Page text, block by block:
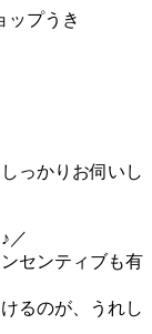
ップうき
っかりお伺いし
／
センティブも有
るのが、うれし